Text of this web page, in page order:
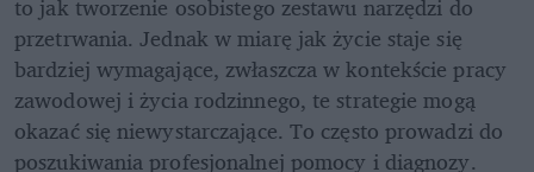
przetrwania. Jednak w miarę jak życie staje się
bardziej wymagające, zwłaszcza w kontekście pracy
zawodowej i życia rodzinnego, te strategie mogą
okazać się niewystarczające. To często prowadzi do
poszukiwania profesjonalnej pomocy i diagnozy.